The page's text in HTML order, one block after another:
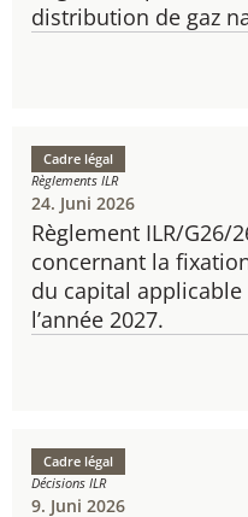
distribution de gaz
Règlement ILR/G26/
concernant la
du capital
l’année 2027.
Cadre légal
Règlements ILR
24. Juni 2026
Cadre légal
Décisions ILR
9. Juni 2026